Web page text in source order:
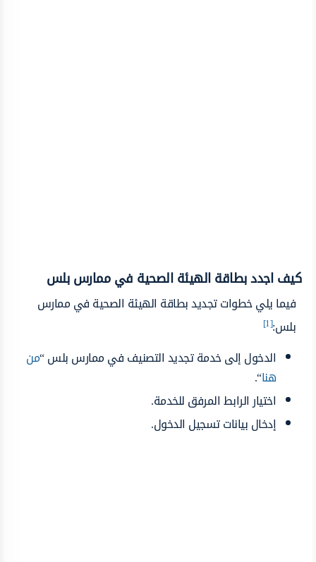
كيف اجدد بطاقة الهيئة الصحية في ممارس بلس
فيما يلي خطوات تجديد بطاقة الهيئة الصحية في ممارس
بلس:[1]
الدخول إلى خدمة تجديد التصنيف في ممارس بلس “من
هنا“.
اختيار الرابط المرفق للخدمة.
إدخال بيانات تسجيل الدخول.